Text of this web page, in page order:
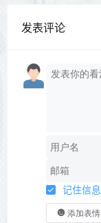
发表评论
记住信息
添加表情